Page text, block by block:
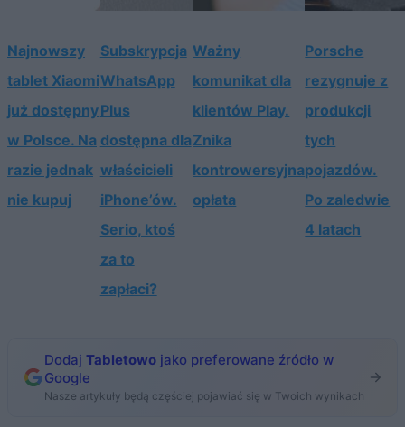
Najnowszy
tablet Xiaomi
już dostępny
w Polsce. Na
razie jednak
nie kupuj
Subskrypcja
WhatsApp
Plus
dostępna dla
właścicieli
iPhone’ów.
Serio, ktoś
za to
zapłaci?
Ważny
komunikat dla
klientów Play.
Znika
kontrowersyjna
opłata
Porsche
rezygnuje z
produkcji
tych
pojazdów.
Po zaledwie
4 latach
Dodaj Tabletowo jako preferowane źródło w
Google
Nasze artykuły będą częściej pojawiać się w Twoich wynikach